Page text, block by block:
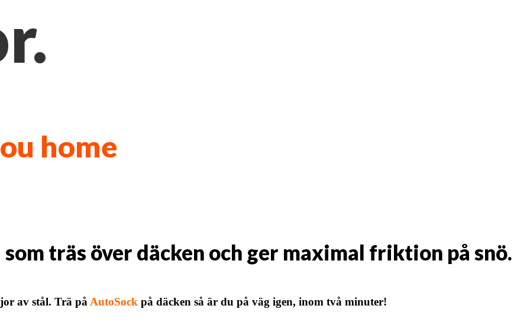
home
träs över däcken och ger maximal friktion på snö.
av stål. Trä påAutoSock på däcken så är du på väg igen, inom två minuter!